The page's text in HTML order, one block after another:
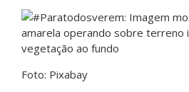
Foto: Pixabay